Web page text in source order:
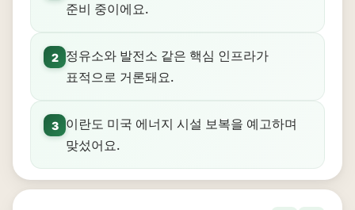
준비 중이에요.
2
정유소와 발전소 같은 핵심 인프라가
표적으로 거론돼요.
3
이란도 미국 에너지 시설 보복을 예고하며
맞섰어요.